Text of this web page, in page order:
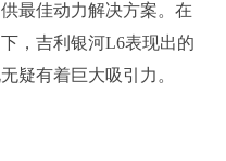
最佳动力解决方案。在
，吉利银河L6表现出的
疑有着巨大吸引力。